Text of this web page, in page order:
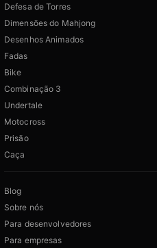
Defesa de Torres
Dimensões do Mahjong
Desenhos Animados
Fadas
Bike
Combinação 3
Undertale
Motocross
Prisão
Caça
Blog
Sobre nós
Para desenvolvedores
Para empresas